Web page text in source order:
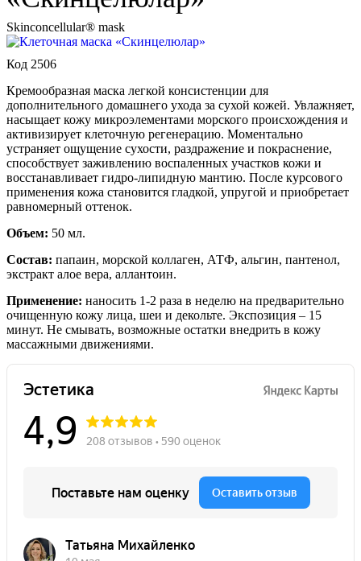
Skinconcellular® mask
Код 2506
Кремообразная маска легкой консистенции для
дополнительного домашнего ухода за сухой кожей. Увлажняет,
насыщает кожу микроэлементами морского происхождения и
активизирует клеточную регенерацию. Моментально
устраняет ощущение сухости, раздражение и покраснение,
способствует заживлению воспаленных участков кожи и
восстанавливает гидро-липидную мантию. После курсового
применения кожа становится гладкой, упругой и приобретает
равномерный оттенок.
Объем: 50 мл.
Состав: папаин, морской коллаген, АТФ, альгин, пантенол,
экстракт алое вера, аллантоин.
Применение: наносить 1-2 раза в неделю на предварительно
очищенную кожу лица, шеи и декольте. Экспозиция – 15
минут. Не смывать, возможные остатки внедрить в кожу
массажными движениями.